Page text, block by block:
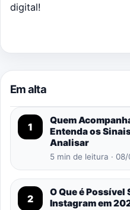
digital!
Em alta
1
Quem
Entenda os
Analisar
5 min de leitura ·
2
O Que é
Instagram em